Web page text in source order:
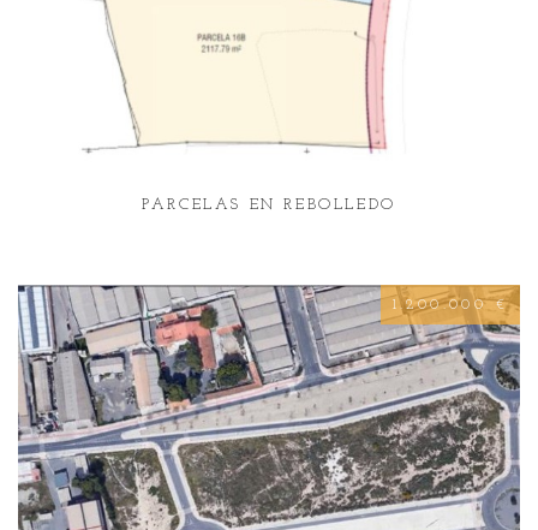
PARCELAS EN REBOLLEDO
1.200.000 €